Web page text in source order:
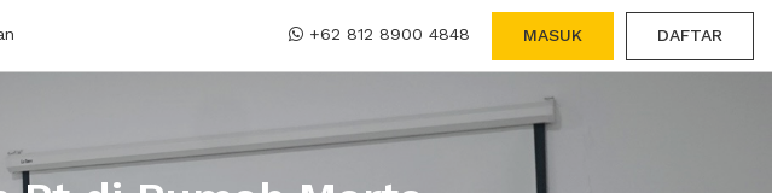
+62 812 8900 4848 MASUK DAFTAR